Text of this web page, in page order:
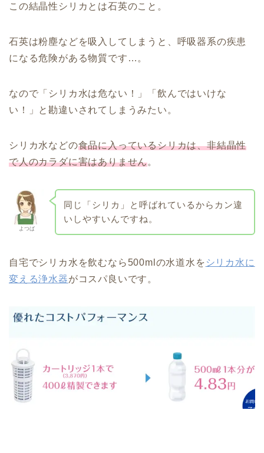
この結晶性シリカとは石英のこと。
石英は粉塵などを吸入してしまうと、呼吸器系の疾患
になる危険がある物質です…。
なので「シリカ水は危ない！」「飲んではいけな
い！」と勘違いされてしまうみたい。
シリカ水などの食品に入っているシリカは、非結晶性
で人のカラダに害はありません。
よつば
同じ「シリカ」と呼ばれているからカン違
いしやすいんですね。
自宅でシリカ水を飲むなら500mlの水道水を シリカ水に
変える浄水器がコスパ良いです。